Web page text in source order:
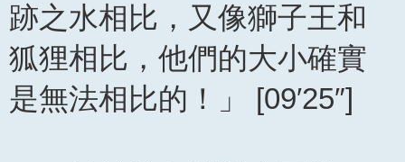
跡之水相比，又像獅子王和
狐狸相比，他們的大小確實
是無法相比的！」 [09′25″]